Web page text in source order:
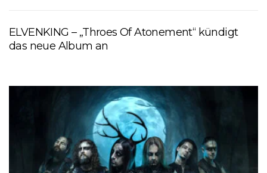
ELVENKING – „Throes Of Atonement“ kündigt
das neue Album an